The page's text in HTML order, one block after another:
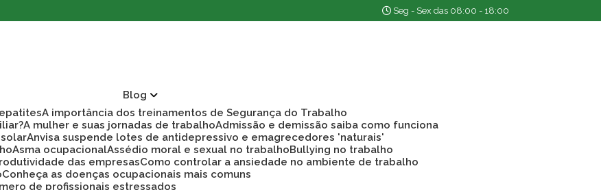
Seg - Sex das 08:00 - 18:00
Blog
A importância dos treinamentos de Segurança do Trabalho
A mulher e suas jornadas de trabalho Admissão e demissão saiba como funciona
solar Anvisa suspende lotes de antidepressivo e emagrecedores 'naturais'
Asma ocupacional Assédio moral e sexual no trabalho
Bullying no trabalho
das empresas
Como controlar a ansiedade no ambiente de trabalho
Conheça as doenças ocupacionais mais comuns
de profissionais estressados